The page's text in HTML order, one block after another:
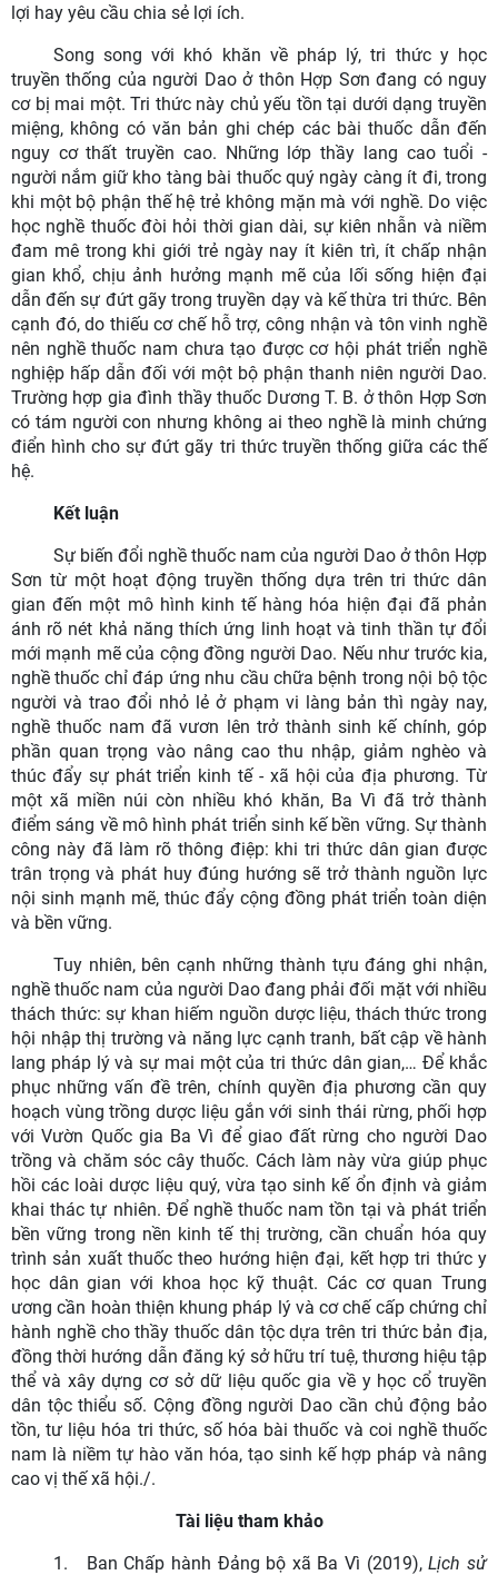
lợi hay yêu cầu chia sẻ lợi ích.
Song song với khó khăn về pháp lý, tri thức y học
truyền thống của người Dao ở thôn Hợp Sơn đang có nguy
cơ bị mai một. Tri thức này chủ yếu tồn tại dưới dạng truyền
miệng, không có văn bản ghi chép các bài thuốc dẫn đến
nguy cơ thất truyền cao. Những lớp thầy lang cao tuổi -
người nắm giữ kho tàng bài thuốc quý ngày càng ít đi, trong
khi một bộ phận thế hệ trẻ không mặn mà với nghề. Do việc
học nghề thuốc đòi hỏi thời gian dài, sự kiên nhẫn và niềm
đam mê trong khi giới trẻ ngày nay ít kiên trì, ít chấp nhận
gian khổ, chịu ảnh hưởng mạnh mẽ của lối sống hiện đại
dẫn đến sự đứt gãy trong truyền dạy và kế thừa tri thức. Bên
cạnh đó, do thiếu cơ chế hỗ trợ, công nhận và tôn vinh nghề
nên nghề thuốc nam chưa tạo được cơ hội phát triển nghề
nghiệp hấp dẫn đối với một bộ phận thanh niên người Dao.
Trường hợp gia đình thầy thuốc Dương T. B. ở thôn Hợp Sơn
có tám người con nhưng không ai theo nghề là minh chứng
điển hình cho sự đứt gãy tri thức truyền thống giữa các thế
hệ.
Kết luận
Sự biến đổi nghề thuốc nam của người Dao ở thôn Hợp
Sơn từ một hoạt động truyền thống dựa trên tri thức dân
gian đến một mô hình kinh tế hàng hóa hiện đại đã phản
ánh rõ nét khả năng thích ứng linh hoạt và tinh thần tự đổi
mới mạnh mẽ của cộng đồng người Dao. Nếu như trước kia,
nghề thuốc chỉ đáp ứng nhu cầu chữa bệnh trong nội bộ tộc
người và trao đổi nhỏ lẻ ở phạm vi làng bản thì ngày nay,
nghề thuốc nam đã vươn lên trở thành sinh kế chính, góp
phần quan trọng vào nâng cao thu nhập, giảm nghèo và
thúc đẩy sự phát triển kinh tế - xã hội của địa phương. Từ
một xã miền núi còn nhiều khó khăn, Ba Vì đã trở thành
điểm sáng về mô hình phát triển sinh kế bền vững. Sự thành
công này đã làm rõ thông điệp: khi tri thức dân gian được
trân trọng và phát huy đúng hướng sẽ trở thành nguồn lực
nội sinh mạnh mẽ, thúc đẩy cộng đồng phát triển toàn diện
và bền vững.
Tuy nhiên, bên cạnh những thành tựu đáng ghi nhận,
nghề thuốc nam của người Dao đang phải đối mặt với nhiều
thách thức: sự khan hiếm nguồn dược liệu, thách thức trong
hội nhập thị trường và năng lực cạnh tranh, bất cập về hành
lang pháp lý và sự mai một của tri thức dân gian,… Để khắc
phục những vấn đề trên, chính quyền địa phương cần quy
hoạch vùng trồng dược liệu gắn với sinh thái rừng, phối hợp
với Vườn Quốc gia Ba Vì để giao đất rừng cho người Dao
trồng và chăm sóc cây thuốc. Cách làm này vừa giúp phục
hồi các loài dược liệu quý, vừa tạo sinh kế ổn định và giảm
khai thác tự nhiên. Để nghề thuốc nam tồn tại và phát triển
bền vững trong nền kinh tế thị trường, cần chuẩn hóa quy
trình sản xuất thuốc theo hướng hiện đại, kết hợp tri thức y
học dân gian với khoa học kỹ thuật. Các cơ quan Trung
ương cần hoàn thiện khung pháp lý và cơ chế cấp chứng chỉ
hành nghề cho thầy thuốc dân tộc dựa trên tri thức bản địa,
đồng thời hướng dẫn đăng ký sở hữu trí tuệ, thương hiệu tập
thể và xây dựng cơ sở dữ liệu quốc gia về y học cổ truyền
dân tộc thiểu số. Cộng đồng người Dao cần chủ động bảo
tồn, tư liệu hóa tri thức, số hóa bài thuốc và coi nghề thuốc
nam là niềm tự hào văn hóa, tạo sinh kế hợp pháp và nâng
cao vị thế xã hội./.
Tài liệu tham khảo
1.
Ban Chấp hành Đảng bộ xã Ba Vì (2019),Lịch sử